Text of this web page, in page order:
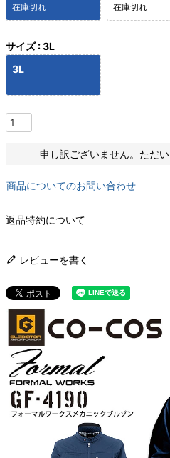
在庫切れ 在庫切れ
サイズ 3L
3L
申し訳ございません。ただ
商品についてのお問い合わせ
返品特約について
レビューを書く